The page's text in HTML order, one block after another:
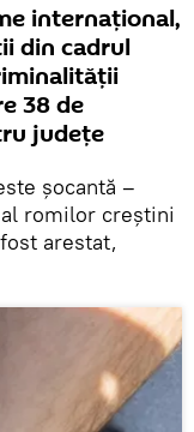
internațional,
din cadrul
38 de
judeţe
șocantă –
romilor creştini
arestat,